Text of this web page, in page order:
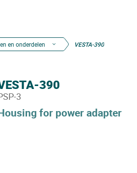
en onderdelen VESTA-390
for power adapter
390
3